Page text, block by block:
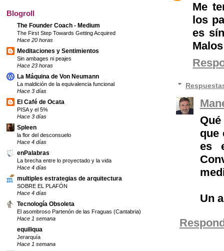
Me
los
es
que
es
Un
Blogroll
The Founder Coach - Medium
The First Step Towards Getting Acquired
Hace 20 horas
Meditaciones y Sentimientos
Sin ambages ni peajes
Hace 23 horas
La Máquina de Von Neumann
La maldición de la equivalencia funcional
Hace 3 días
El Café de Ocata
PISA y el 5%
Hace 3 días
Spleen
la flor del desconsuelo
Hace 4 días
enPalabras
La brecha entre lo proyectado y la vida
Hace 4 días
multiples estrategias de arquitectura
SOBRE EL PLAFÓN
Hace 4 días
Tecnología Obsoleta
El asombroso Partenón de las Fraguas (Cantabria)
Hace 1 semana
equiliqua
Jerarquía
Hace 1 semana